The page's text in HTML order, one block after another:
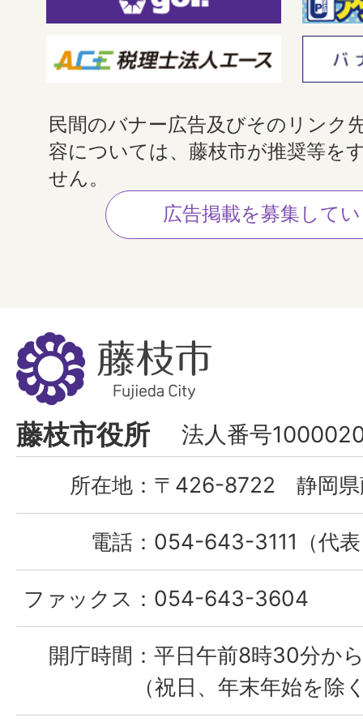
民間のバナー広告及びそのリンク
容については、藤枝市が推奨等を
せん。
広告掲載を募集して
藤
枝
市
Fujieda
City
藤枝市役所 法人番号
所在地： 〒426-8722 静岡県
電話： 054-643-3111（代
ファックス： 054-643-3604
開庁時間： 平日午前8時30分か
（祝日、年末年始を除